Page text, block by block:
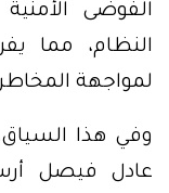
الفوضى
النظام، مما
لمواجهة
وفي هذا
عادل فيصل